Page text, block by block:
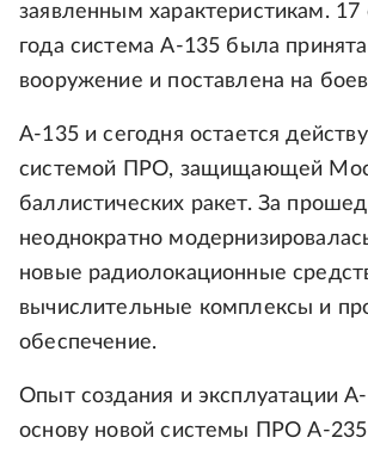
заявленным характеристикам.
года система А-135 была
вооружение и поставлена на
А-135 и сегодня остается
системой ПРО, защищающей
баллистических ракет. За
неоднократно
новые радиолокационные
вычислительные комплексы и
обеспечение.
Опыт создания и эксплуатации
основу новой системы ПРО А-